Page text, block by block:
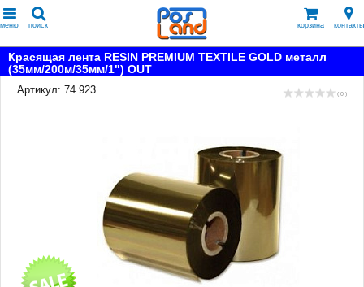
меню поиск корзина контакты
Красящая лента RESIN PREMIUM TEXTILE GOLD металл
(35мм/200м/35мм/1") OUT
Артикул: 74 923
( 0 )